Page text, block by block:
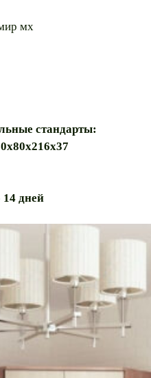
мх
стандарты:
14 дней